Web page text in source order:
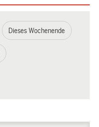
Dieses Wochenende